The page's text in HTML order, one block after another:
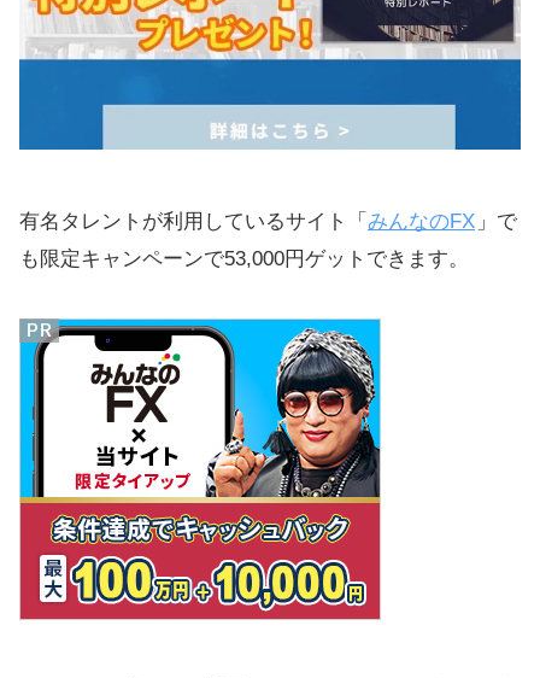
有名タレントが利用しているサイト「 みんなのFX 」で
も限定キャンペーンで53,000円ゲットできます。